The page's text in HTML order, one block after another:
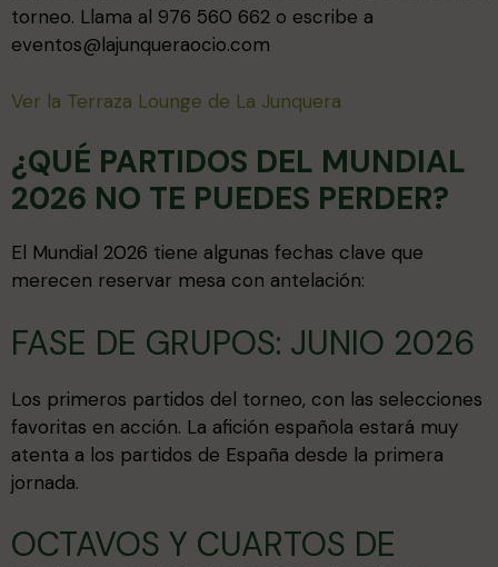
torneo. Llama al 976 560 662 o escribe a
eventos@lajunqueraocio.com
Ver la Terraza Lounge de La Junquera
¿QUÉ PARTIDOS DEL MUNDIAL
2026 NO TE PUEDES PERDER?
El Mundial 2026 tiene algunas fechas clave que
merecen reservar mesa con antelación:
FASE DE GRUPOS: JUNIO 2026
Los primeros partidos del torneo, con las selecciones
favoritas en acción. La afición española estará muy
atenta a los partidos de España desde la primera
jornada.
OCTAVOS Y CUARTOS DE